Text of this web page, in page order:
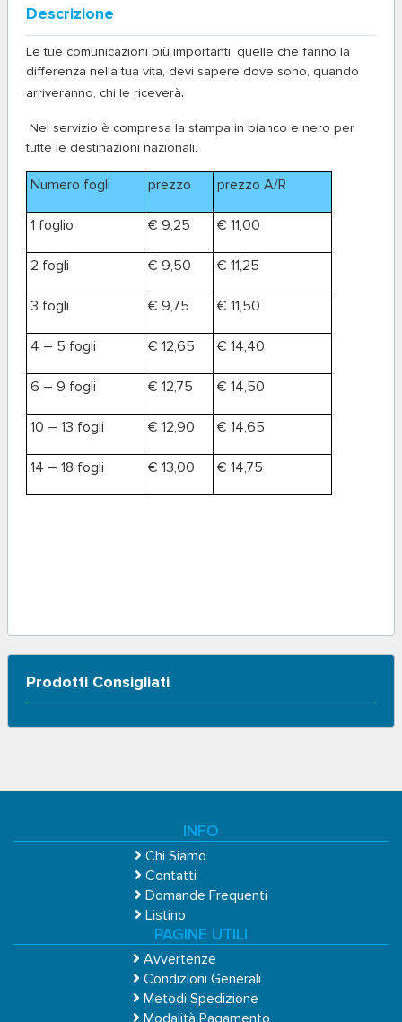
Descrizione
Le tue comunicazioni più importanti, quelle che fanno la
differenza nella tua vita, devi sapere dove sono, quando
arriveranno, chi le riceverà.
Nel servizio è compresa la stampa in bianco e nero per
tutte le destinazioni nazionali.
Numero fogli prezzo prezzo A/R
1 foglio € 9,25 € 11,00
2 fogli € 9,50 € 11,25
3 fogli € 9,75 € 11,50
4 – 5 fogli € 12,65 € 14,40
6 – 9 fogli € 12,75 € 14,50
10 – 13 fogli € 12,90 € 14,65
14 – 18 fogli € 13,00 € 14,75
Prodotti Consigliati
INFO
Chi Siamo
Contatti
Domande Frequenti
Listino
PAGINE UTILI
Avvertenze
Condizioni Generali
Metodi Spedizione
Modalità Pagamento